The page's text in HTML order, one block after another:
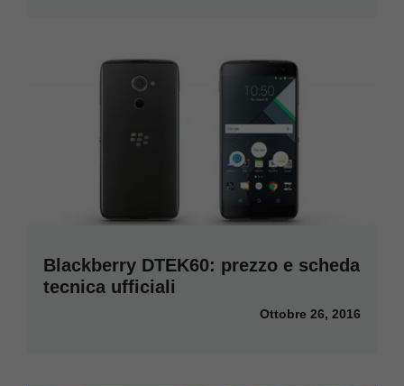
Blackberry DTEK60: prezzo e scheda
tecnica ufficiali
Ottobre 26, 2016